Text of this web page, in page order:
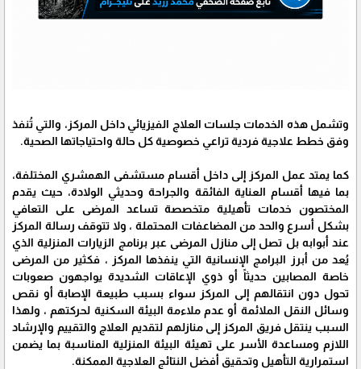
وتشمل هذه الخدمات جلسات العلاج الفيزيائي داخل المركز، والتي تُنفذ
وفق خطط علاجية فردية تراعي خصوصية كل حالة واحتياجاتها الصحية.
كما يمتد عمل المركز إلى داخل أقسام مستشفى الهمشري المختلفة،
بما فيها أقسام العناية الفائقة والجراحة وحديثي الولادة، حيث يقدم
المختصون خدمات تأهيلية متخصصة تساعد المرضى على التعافي
بشكل أسرع والحد من المضاعفات المحتملة ، ولا تتوقف رسالة المركز
عند أبوابه بل تصل إلى منازل المرضى عبر برنامج الزيارات المنزلية الذي
يُعد من أبرز البرامج الإنسانية التي ينفذها المركز ، فكثير من المرضى
خاصة المصابين حديثاً أو ذوي الإعاقات الشديدة يواجهون صعوبات
تحول دون انتقالهم إلى المركز سواء بسبب طبيعة الإصابة أو نقص
وسائل النقل الملائمة أو عدم ملاءمة البيئة السكنية لحركتهم ، ولهذا
السبب ينتقل فريق المركز إلى منازلهم لتقديم العلاج والتقييم والإرشاد
اللازم ومساعدة الأسر على تهيئة البيئة المنزلية المناسبة بما يضمن
استمرارية التأهيل وتحقيق أفضل النتائج العلاجية الممكنة.